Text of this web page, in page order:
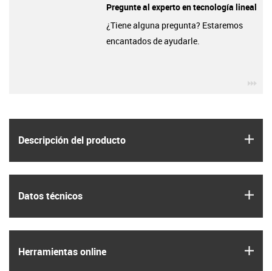
Descripción del producto
Datos técnicos
Herramientas online
Pregunte al experto en tecnología lineal
¿Tiene alguna pregunta? Estaremos
encantados de ayudarle.